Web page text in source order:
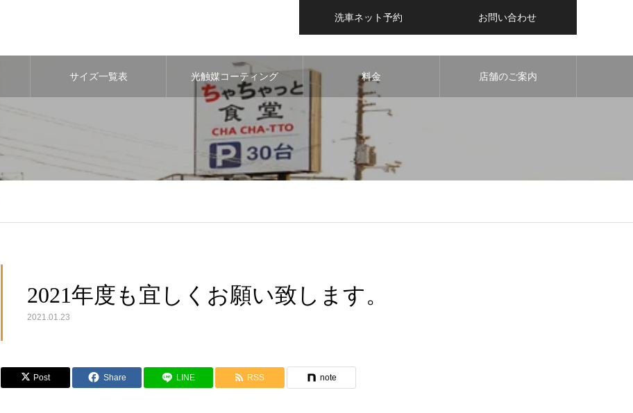
洗車ネット予約 お問い合わせ
サイズ一覧表 光触媒コーティング 料金 店舗のご案内
2021年度も宜しくお願い致します。
2021.01.23
Post Share LINE RSS note